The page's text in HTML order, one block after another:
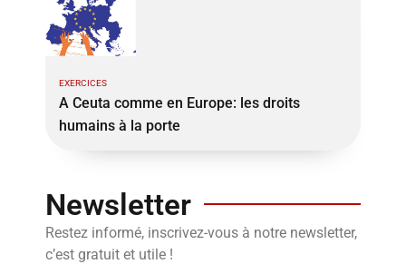
EXERCICES
A Ceuta comme en Europe: les droits
humains à la porte
Newsletter
Restez informé, inscrivez-vous à notre newsletter,
c’est gratuit et utile !